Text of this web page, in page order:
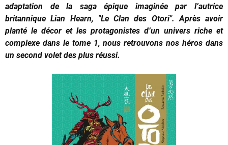
adaptation de la saga épique imaginée par l’autrice
britannique Lian Hearn, "Le Clan des Otori". Après avoir
planté le décor et les protagonistes d’un univers riche et
complexe dans le tome 1, nous retrouvons nos héros dans
un second volet des plus réussi.